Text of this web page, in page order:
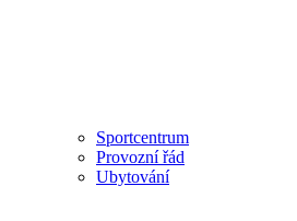
Sportcentrum
Provozní řád
Ubytování